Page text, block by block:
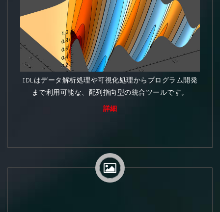
IDLはデータ解析処理や可視化処理からプログラム開発
まで利用可能な、配列指向型の統合ツールです。
詳細